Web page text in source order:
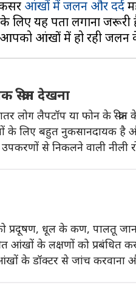
आंखों में जलन और दर्द
लिए यह पता लगाना
देखना
लोग लैपटॉप या फोन के
लिए बहुत नुकसानदायक है
उपकरणों से निकलने वाली
प्रदूषण, धूल के कण, पालतू
आंखों के लक्षणों को प्रबंधित
के डॉक्टर से जांच करवाना